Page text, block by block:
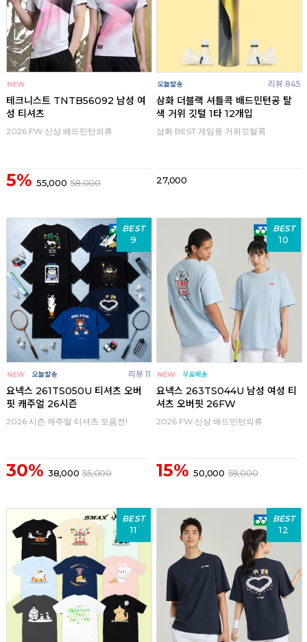
테크니스트 TNTB56092 남성 여
성 티셔츠
2026 FW 신상 배드민턴의류
5% 55,000 58,000
리뷰 845
삼화 더블랙 셔틀콕 배드민턴공 탈
색 거위 깃털 1타 12개입
삼화 BEST 게임용 거위깃털콕
27,000
BEST
9
리뷰 11
요넥스 261TS050U 티셔츠 오버
핏 캐주얼 26시즌
2026 시즌 캐주얼 티셔츠 모음전!
30% 38,000 55,000
BEST
10
요넥스 263TS044U 남성 여성 티
셔츠 오버핏 26FW
2026 FW 신상 배드민턴의류
15% 50,000 59,000
BEST
11
BEST
12